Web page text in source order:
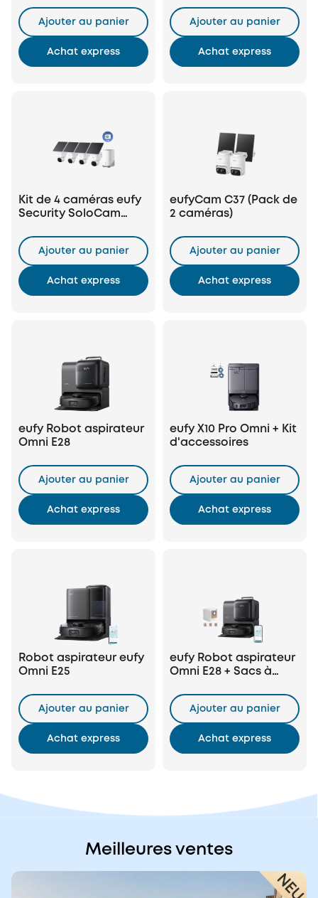
Ajouter au panier
Achat express
Ajouter au panier
Achat express
Kit de 4 caméras eufy
Security SoloCam
Disque dur 1 To
Ajouter au panier
Achat express
eufyCam C37 (Pack de
2 caméras)
Ajouter au panier
Achat express
eufy Robot aspirateur
Omni E28
Ajouter au panier
Achat express
eufy X10 Pro Omni + Kit
d'accessoires
Ajouter au panier
Achat express
Robot aspirateur eufy
Omni E25
Ajouter au panier
Achat express
eufy Robot aspirateur
Omni E28 + Sacs à
Ajouter au panier
Achat express
Meilleures ventes